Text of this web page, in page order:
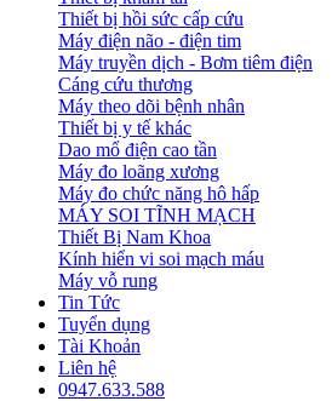
Thiết bị hồi sức cấp cứu
Máy điện não - điện tim
Máy truyền dịch - Bơm tiêm điện
Cáng cứu thương
Máy theo dõi bệnh nhân
Thiết bị y tế khác
Dao mổ điện cao tần
Máy đo loãng xương
Máy đo chức năng hô hấp
MÁY SOI TĨNH MẠCH
Thiết Bị Nam Khoa
Kính hiển vi soi mạch máu
Máy vỗ rung
Tin Tức
Tuyển dụng
Tài Khoản
Liên hệ
0947.633.588